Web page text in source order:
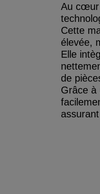
Au cœur
Cette
élevée,
Elle
de
Grâce à